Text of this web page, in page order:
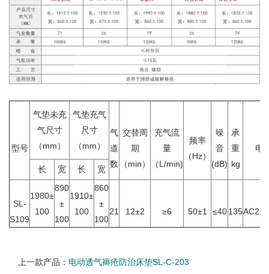
型号
气垫未充
气尺寸
（mm）
气垫充气
尺寸
（mm）
气
道
数
交替周
期
（min）
充气流
量
（L/min)
频率
（Hz）
噪
音
(dB)
承
重
kg
电
长 宽 长 宽
SL-
S109
1980±
100
890
±
100
1910±
100
860
±
100
21 12±2 ≥6 50±1 ≤40 135
上一款产品： 电动透气褥疮防治床垫SL-C-203